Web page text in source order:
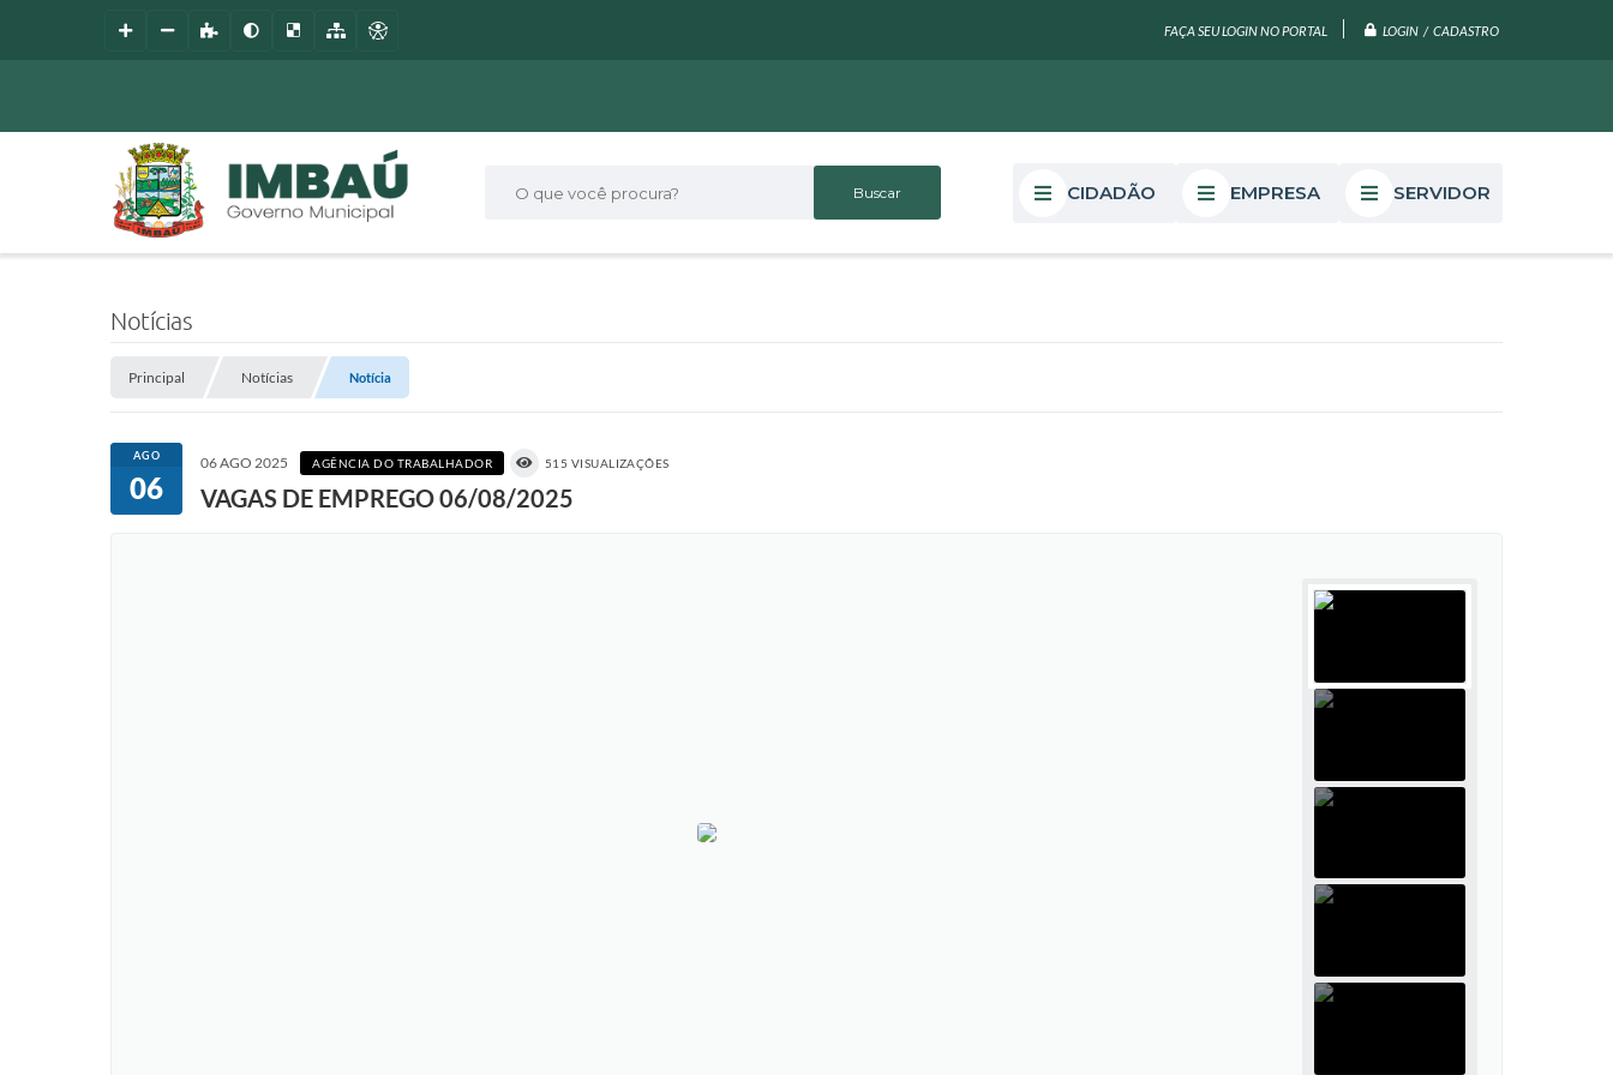
FAÇA SEU LOGIN NO PORTAL LOGIN / CADASTRO
O que você procura? CIDADÃO EMPRESA SERVIDOR
Notícias
Principal Notícias Notícia
AGO
06
06 AGO 2025 AGÊNCIA DO TRABALHADOR 515 VISUALIZAÇÕES
VAGAS DE EMPREGO 06/08/2025